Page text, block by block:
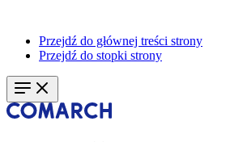
Przejdź do głównej treści strony
Przejdź do stopki strony